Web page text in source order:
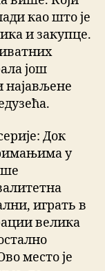
као што је
и закупце.
још
најављене
Док
у
играть в
велика
место је